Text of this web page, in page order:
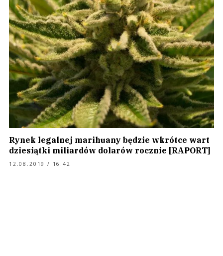
Rynek legalnej marihuany będzie wkrótce wart
dziesiątki miliardów dolarów rocznie [RAPORT]
12.08.2019 / 16:42